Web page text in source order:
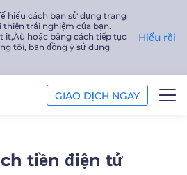
hiểu cách bạn sử dụng trang
trải nghiệm của bạn.
it‚Äù hoặc bằng cách tiếp tục
tôi, bạn đồng ý sử dụng
Hiểu rồi
GIAO DỊCH NGAY
tiền điện tử